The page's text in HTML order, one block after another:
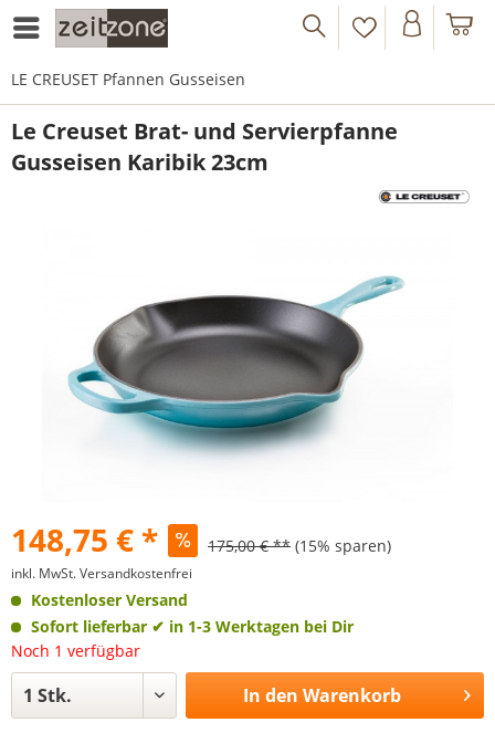
LE CREUSET Pfannen Gusseisen
Le Creuset Brat- und Servierpfanne
Gusseisen Karibik 23cm
148,75 € * 175,00 € ** (15% sparen)
inkl. MwSt.Versandkostenfrei
Kostenloser Versand
Sofort lieferbar ✔ in 1-3 Werktagen bei Dir
Noch 1 verfügbar
In den Warenkorb